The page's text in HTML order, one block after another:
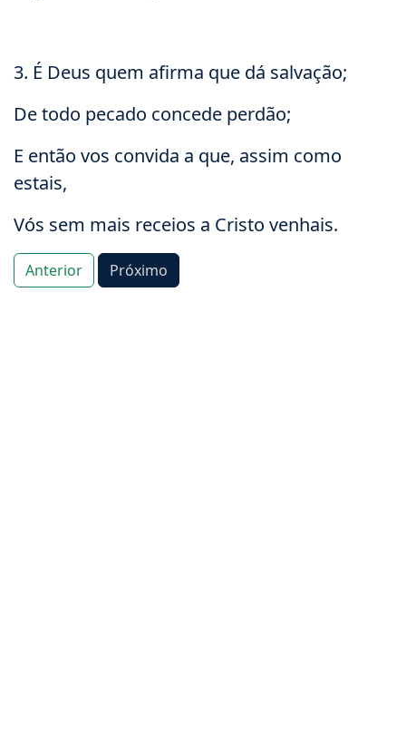
3. É Deus quem afirma que dá salvação;
De todo pecado concede perdão;
E então vos convida a que, assim como
estais,
Vós sem mais receios a Cristo venhais.
Anterior Próximo